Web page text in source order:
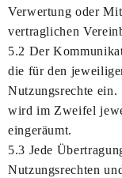
Verwertung oder
vertraglichen
5.2 Der
die für den
Nutzungsrechte ein.
wird im Zweifel
eingeräumt.
5.3 Jede
Nutzungsrechten